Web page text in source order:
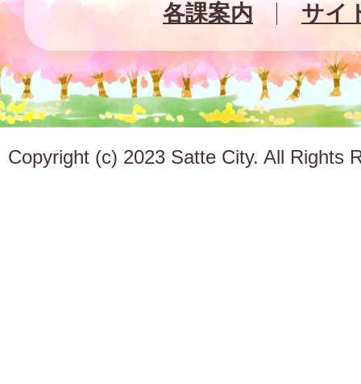
各課案内
サイ
Copyright (c) 2023 Satte City. All Rights